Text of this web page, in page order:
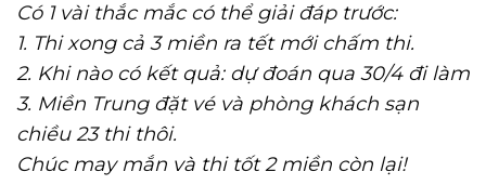
Có 1 vài thắc mắc có thể giải đáp trước:
1. Thi xong cả 3 miền ra tết mới chấm thi.
2. Khi nào có kết quả: dự đoán qua 30/4 đi làm
3. Miền Trung đặt vé và phòng khách sạn
chiều 23 thi thôi.
Chúc may mắn và thi tốt 2 miền còn lại!